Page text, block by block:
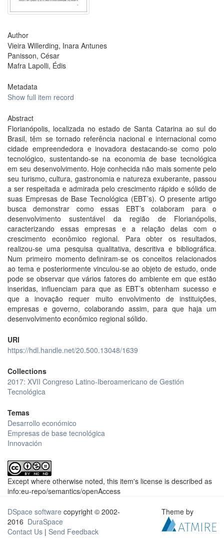
Author
Vieira Willerding, Inara Antunes
Panisson, César
Mafra Lapolli, Édis
Metadata
Show full item record
Abstract
Florianópolis, localizada no estado de Santa Catarina ao sul do
Brasil, têm se tornado referência nacional e internacional como
cidade empreendedora e inovadora destacando-se como polo
tecnológico, sustentando-se na economia de base tecnológica
em seu desenvolvimento. Hoje conhecida não mais somente pelo
seu turismo, cultura, gastronomia e natureza exuberante, passou
a ser respeitada e admirada pelo crescimento rápido e sólido de
suas Empresas de Base Tecnológica (EBT’s). O presente artigo
busca demonstrar como essas EBT’s colaboram para o
desenvolvimento sustentável da região de Florianópolis,
caracterizando essas empresas e a relação delas com o
crescimento econômico regional. Para obter os resultados,
realizou-se uma pesquisa qualitativa, descritiva e bibliográfica.
Num primeiro momento definiram-se os conceitos relacionados
ao tema e posteriormente vinculou-se ao objeto de estudo, onde
pode se observar que vários fatores do ambiente em que estão
inseridas, influenciam para que as EBT’s obtenham sucesso e
que a inovação requer muito envolvimento de instituições,
empresas e governo, colaborando assim, para que haja um
desenvolvimento econômico regional sólido.
URI
https://hdl.handle.net/20.500.13048/1639
Collections
2017: XVII Congreso Latino-Iberoamericano de Gestión
Tecnológica
Temas
Desarrollo económico
Empresas de base tecnológica
Innovación
Except where otherwise noted, this item's license is described as
info:eu-repo/semantics/openAccess
DSpace software copyright © 2002-
2016 DuraSpace
Contact Us | Send Feedback
Theme by